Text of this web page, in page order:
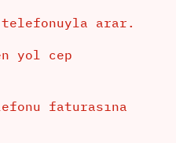
arar.
yol cep
faturasına